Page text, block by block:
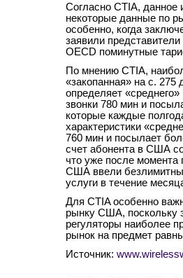
Согласно CTIA, данное
некоторые данные по
особенно, когда
заявили
OECD поминутные
По мнению CTIA,
«закопанная» на с.
определяет
звонки 780 мин и
которые каждые
характеристики
760 мин и посылает
счет абонента в США
что уже после момента
США ввели
услуги в течение
Для CTIA особенно
рынку США, поскольку
регуляторы наиболее
рынок на предмет
Источник: